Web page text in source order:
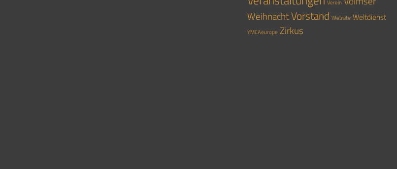
Verein
WeihnachtVorstand Website Weltdienst
YMCAeurope Zirkus